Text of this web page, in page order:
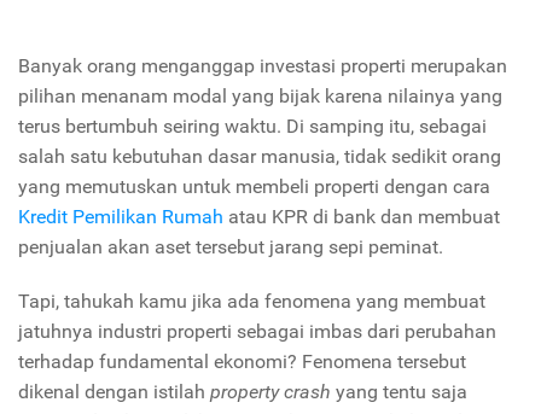
Banyak orang menganggap investasi properti merupakan
pilihan menanam modal yang bijak karena nilainya yang
terus bertumbuh seiring waktu. Di samping itu, sebagai
salah satu kebutuhan dasar manusia, tidak sedikit orang
yang memutuskan untuk membeli properti dengan cara
Kredit Pemilikan Rumah atau KPR di bank dan membuat
penjualan akan aset tersebut jarang sepi peminat.
Tapi, tahukah kamu jika ada fenomena yang membuat
jatuhnya industri properti sebagai imbas dari perubahan
terhadap fundamental ekonomi? Fenomena tersebut
dikenal dengan istilah property crash yang tentu saja